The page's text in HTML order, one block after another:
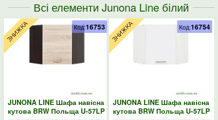
Всі елементи Junona Line білий
JUNONA LINE Шафа навісна
кутова BRW Польща U-57LP
Код:16753
JUNONA LINE Шафа навісна
кутова BRW Польща U-57LP
Код:16754